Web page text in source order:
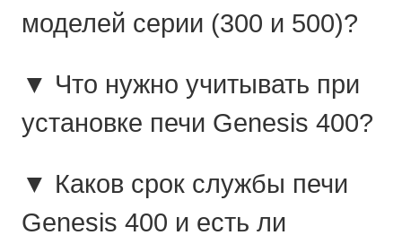
моделей серии (300 и 500)?
▼ Что нужно учитывать при
установке печи Genesis 400?
▼ Каков срок службы печи
Genesis 400 и есть ли